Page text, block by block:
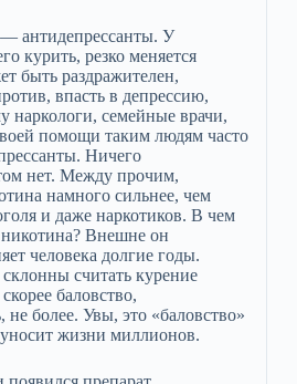
антидепрессанты. У
курить, резко меняется
быть раздражителен,
впасть в депрессию,
наркологи, семейные врачи,
помощи таким людям часто
Ничего
нет. Между прочим,
намного сильнее, чем
и даже наркотиков. В чем
никотина? Внешне он
человека долгие годы.
считать курение
баловство,
не более. Увы, это «баловство»
уносит жизни миллионов.